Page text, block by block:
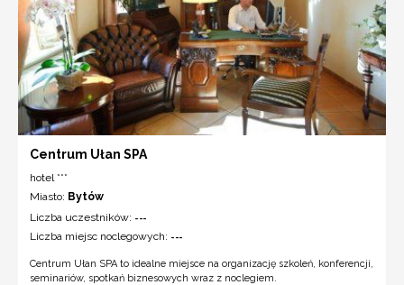
Centrum Ułan SPA
hotel ***
Miasto: Bytów
Liczba uczestników: ---
Liczba miejsc noclegowych: ---
Centrum Ułan SPA to idealne miejsce na organizację szkoleń, konferencji,
seminariów, spotkań biznesowych wraz z noclegiem.